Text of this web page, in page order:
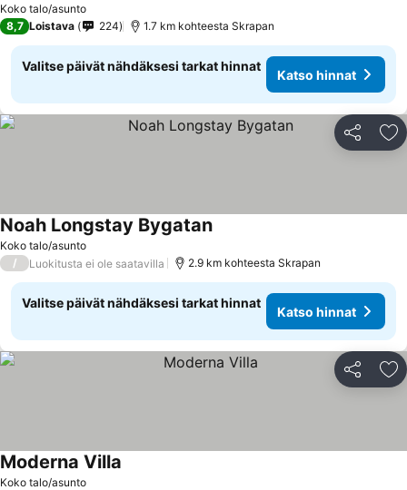
Koko talo/asunto
8,7 Loistava 224 1.7 km kohteesta Skrapan
Valitse päivät nähdäksesi tarkat hinnat
Katso hinnat
Jaa
Koko talo/asunto
Noah Longstay BygatanKatso hinnat
/ Luokitusta ei ole saatavilla 2.9 km kohteesta Skrapan
Valitse päivät nähdäksesi tarkat hinnat
Katso hinnat
Jaa
Koko talo/asunto
Moderna Villa